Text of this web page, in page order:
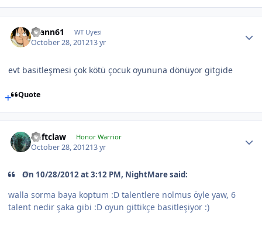
asann61 WT Uyesi
October 28, 201213 yr
evt basitleşmesi çok kötü çocuk oyununa dönüyor gitgide
Quote
Deftclaw Honor Warrior
October 28, 201213 yr
On 10/28/2012 at 3:12 PM, NightMare said:
walla sorma baya koptum :D talentlere nolmus öyle yaw, 6
talent nedir şaka gibi :D oyun gittikçe basitleşiyor :)